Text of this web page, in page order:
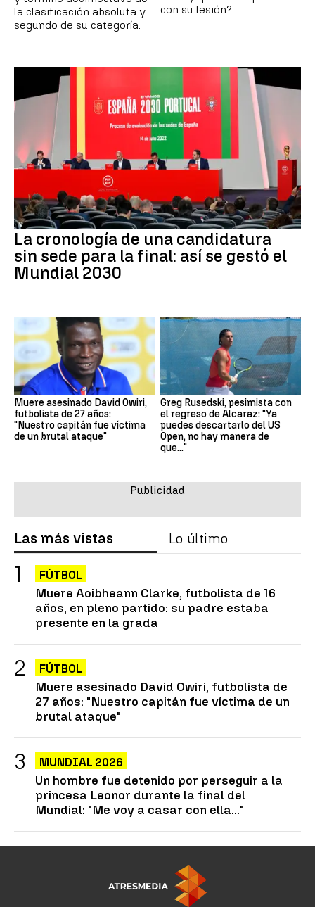
la clasificación absoluta y
segundo de su categoría.
con su lesión?
La cronología de una candidatura
sin sede para la final: así se gestó el
Mundial 2030
Muere asesinado David Owiri,
futbolista de 27 años:
"Nuestro capitán fue víctima
de un brutal ataque"
Greg Rusedski, pesimista con
el regreso de Alcaraz: "Ya
puedes descartarlo del US
Open, no hay manera de
que..."
Las más vistas Lo último
FÚTBOL
Muere Aoibheann Clarke, futbolista de 16
años, en pleno partido: su padre estaba
presente en la grada
FÚTBOL
Muere asesinado David Owiri, futbolista de
27 años: "Nuestro capitán fue víctima de un
brutal ataque"
MUNDIAL 2026
Un hombre fue detenido por perseguir a la
princesa Leonor durante la final del
Mundial: "Me voy a casar con ella..."